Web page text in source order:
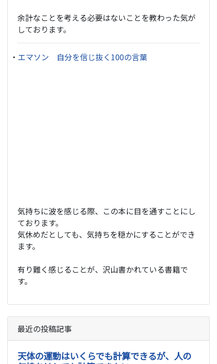
余計なことを考える必要はないことを教わった気が
しております。
・ エマソン 自分を信じ抜く100の言葉
気持ちに波を感じる際、この本に目を通すことにし
ております。
気休めだとしても、気持ちを穏かにすることができ
ます。
有り難く感じることが、沢山書かれている書籍で
す。
最近の投稿記事
天体の運動はいくらでも計算できるが、人の